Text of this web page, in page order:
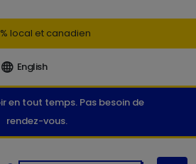
% local et canadien
English
en tout temps. Pas besoin de
rendez-vous.